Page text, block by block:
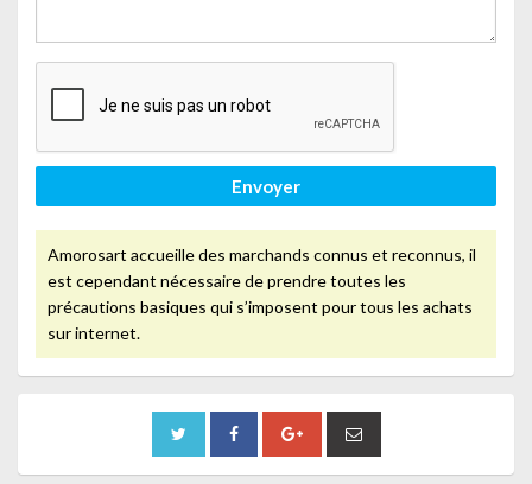
Envoyer
Amorosart accueille des marchands connus et reconnus, il
est cependant nécessaire de prendre toutes les
précautions basiques qui s’imposent pour tous les achats
sur internet.